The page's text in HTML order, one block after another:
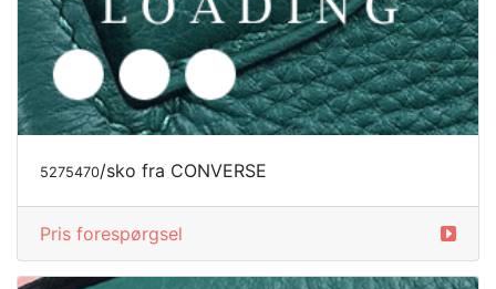
5275733 /sko fra CONVERSE
Pris forespørgsel